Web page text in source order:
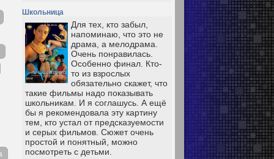
Школьница
Для тех, кто забыл,
напоминаю, что это не
драма, а мелодрама.
Очень понравилась.
Особенно финал. Кто-
то из взрослых
обязательно скажет, что
такие фильмы надо показывать
школьникам. И я соглашусь. А ещё
бы я рекомендовала эту картину
тем, кто устал от предсказуемости
и серых фильмов. Сюжет очень
простой и понятный, можно
посмотреть с детьми.